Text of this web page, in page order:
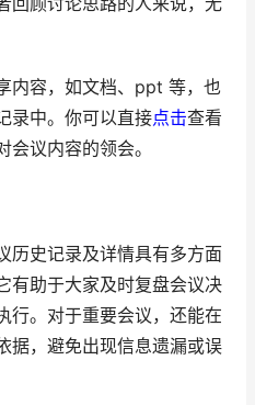
内容，如文档、ppt 等，也
录中。你可以直接点击查看
议内容的领会。
历史记录及详情具有多方面
有助于大家及时复盘会议决
行。对于重要会议，还能在
据，避免出现信息遗漏或误